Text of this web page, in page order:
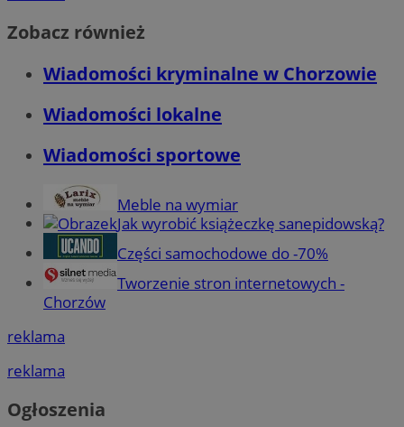
Zobacz również
Wiadomości kryminalne w Chorzowie
Wiadomości lokalne
Wiadomości sportowe
Meble na wymiar
Jak wyrobić książeczkę sanepidowską?
Części samochodowe do -70%
Tworzenie stron internetowych -
Chorzów
reklama
reklama
Ogłoszenia